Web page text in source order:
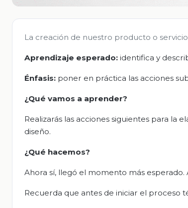
La creación de nuestro producto o servicio
Aprendizaje esperado: identifica y
Énfasis: poner en práctica las acciones
¿Qué vamos a aprender?
Realizarás las acciones siguientes para
diseño.
¿Qué hacemos?
Ahora sí, llegó el momento más
Recuerda que antes de iniciar el proceso